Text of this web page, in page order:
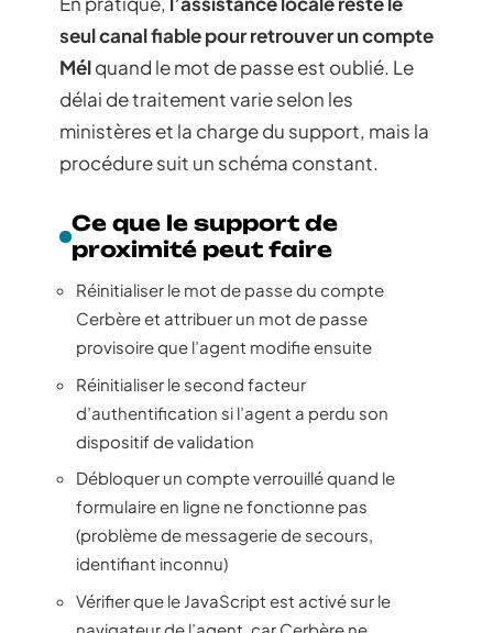
seul canal fiable pour retrouver un compte
Mélquand le mot de passe est oublié. Le
délai de traitement varie selon les
ministères et la charge du support, mais la
procédure suit un schéma constant.
Ce que le support de
proximité peut faire
Réinitialiser le mot de passe du compte
Cerbère et attribuer un mot de passe
provisoire que l’agent modifie ensuite
Réinitialiser le second facteur
d’authentification si l’agent a perdu son
dispositif de validation
Débloquer un compte verrouillé quand le
formulaire en ligne ne fonctionne pas
(problème de messagerie de secours,
identifiant inconnu)
Vérifier que le JavaScript est activé sur le